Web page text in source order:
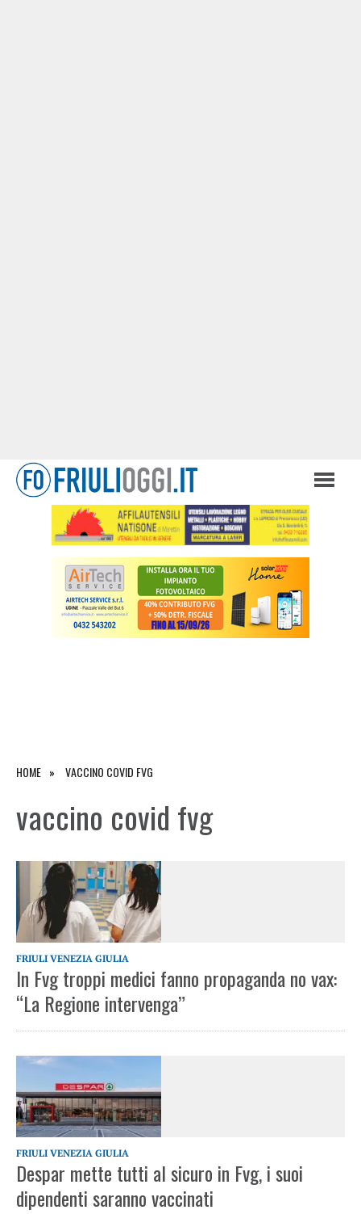
HOME VACCINO COVID FVG
vaccino covid fvg
FRIULI VENEZIA GIULIA
In Fvg troppi medici fanno propaganda no vax:
“La Regione intervenga”
FRIULI VENEZIA GIULIA
Despar mette tutti al sicuro in Fvg, i suoi
dipendenti saranno vaccinati